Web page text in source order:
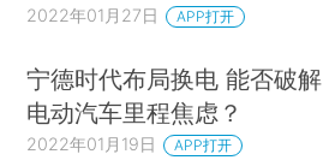
2022年01月27日 APP打开
宁德时代布局换电 能否破解
电动汽车里程焦虑？
2022年01月19日 APP打开